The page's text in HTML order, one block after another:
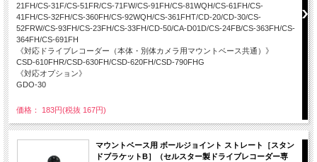
21FH/CS-31F/CS-51FR/CS-71FW/CS-91FH/CS-81WQH/CS-61FH/CS-
41FH/CS-32FH/CS-360FH/CS-92WQH/CS-361FHT/CD-20/CD-30/CS-
52FRW/CS-93FH/CS-23FH/CS-33FH/CD-50/CA-D01D/CS-24FB/CS-363FH/CS-
364FH/CS-691FH
《対応ドライブレコーダー（本体・別体カメラ用マウントベース共通）》
CSD-610FHR/CSD-630FH/CSD-620FH/CSD-790FHG
《対応オプション》
GDO-30
価格： 183円(税抜 167円)
マウントベース用 ボールジョイント ストレート［スタン
ドブラケットB］（セルスター製ドライブレコーダー専